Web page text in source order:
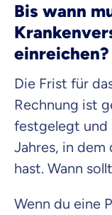
Bis wann
einreichen?
Die Frist für
Rechnung ist
festgelegt und
Jahres, in
hast. Wann
Wenn du eine